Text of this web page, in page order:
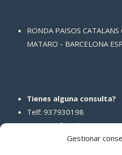
Gestionar
RONDA PAISOS
MATARO - BARCELONA
Tienes alguna consulta?
Telf: 937930198
Correo: